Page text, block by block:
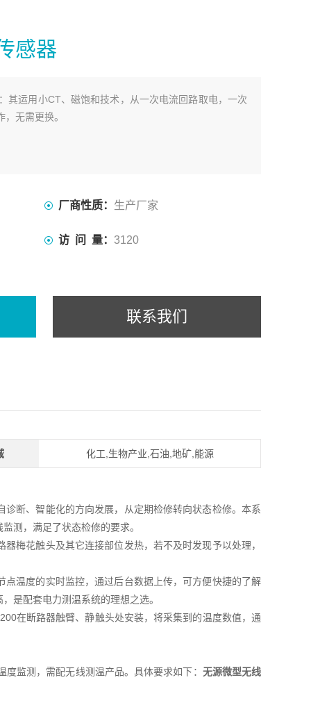
感器
其运用小CT、磁饱和技术，从一次电流回路取电，一次
无需更换。
厂商性质： 生产厂家
访 问 量： 3120
联系我们
化工,生物产业,石油,地矿,能源
断、智能化的方向发展，从定期检修转向状态检修。本系
测，满足了状态检修的要求。
梅花触头及其它连接部位发热，若不及时发现予以处理，
温度的实时监控，通过后台数据上传，可方便快捷的了解
是配套电力测温系统的理想之选。
在断路器触臂、静触头处安装，将采集到的温度数值，通
监测，需配无线测温产品。具体要求如下： 无源微型无线